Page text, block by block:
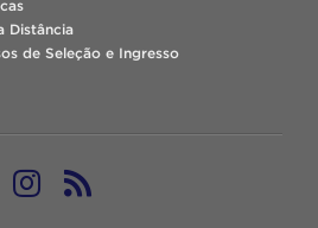
Distância
de Seleção e Ingresso